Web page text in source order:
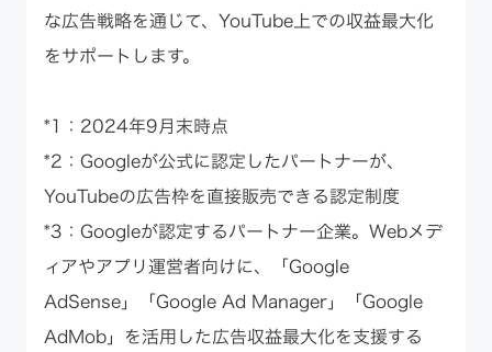
な広告戦略を通じて、YouTube上での収益最大化
をサポートします。
*1：2024年9月末時点
*2：Googleが公式に認定したパートナーが、
YouTubeの広告枠を直接販売できる認定制度
*3：Googleが認定するパートナー企業。Webメデ
ィアやアプリ運営者向けに、「Google
AdSense」「Google Ad Manager」「Google
AdMob」を活用した広告収益最大化を支援する